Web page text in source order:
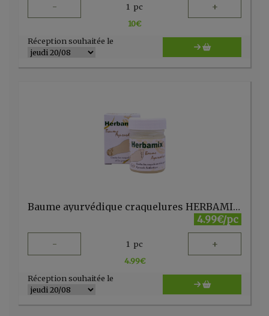
- 1 pc +
10€
Réception souhaitée le
Baume ayurvédique craquelures HERBAMIX 20 gr Kerala Nature
4.99€/pc
- 1 pc +
4.99€
Réception souhaitée le